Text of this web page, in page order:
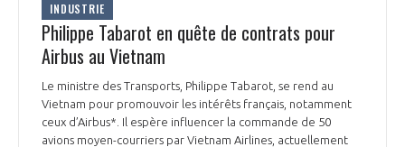
INDUSTRIE
Philippe Tabarot en quête de contrats pour
Airbus au Vietnam
Le ministre des Transports, Philippe Tabarot, se rend au
Vietnam pour promouvoir les intérêts français, notamment
ceux d’Airbus*. Il espère influencer la commande de 50
avions moyen-courriers par Vietnam Airlines, actuellement